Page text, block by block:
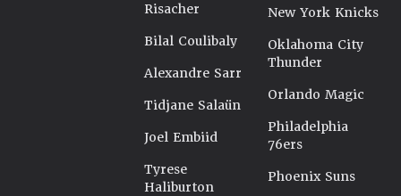
Risacher
Bilal Coulibaly
Alexandre Sarr
Tidjane Salaün
Joel Embiid
Tyrese
Haliburton
New York Knicks
Oklahoma City
Thunder
Orlando Magic
Philadelphia
76ers
Phoenix Suns